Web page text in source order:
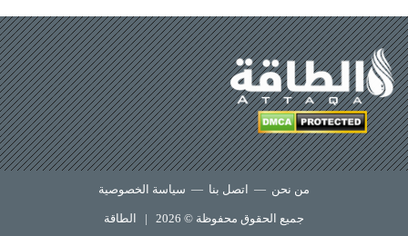
من نحن — اتصل بنا — سياسة الخصوصية
جميع الحقوق محفوظة © 2026 | الطاقة